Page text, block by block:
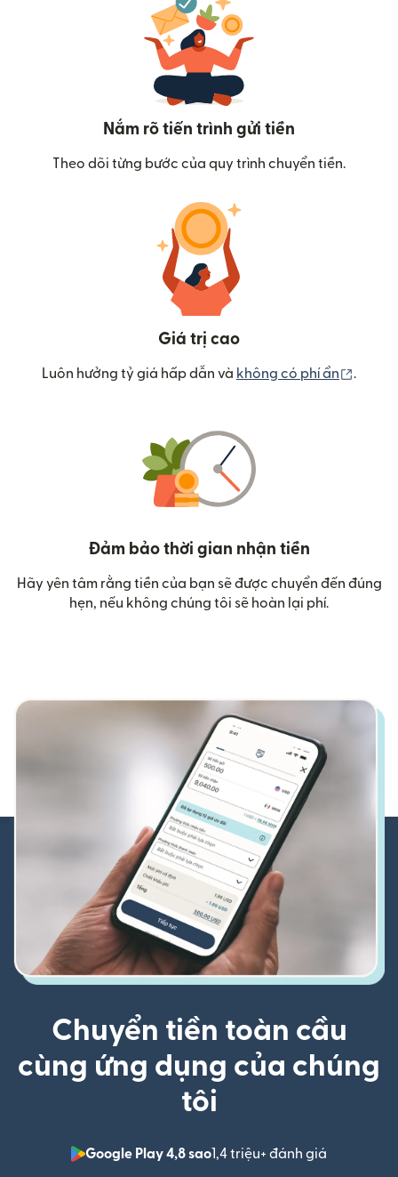
Nắm rõ tiến trình gửi tiền
Theo dõi từng bước của quy trình chuyển tiền.
Giá trị cao
Luôn hưởng tỷ giá hấp dẫn và không có phí ẩn .
Đảm bảo thời gian nhận tiền
Hãy yên tâm rằng tiền của bạn sẽ được chuyển đến đúng
hẹn, nếu không chúng tôi sẽ hoàn lại phí.
Chuyển tiền toàn cầu
cùng ứng dụng của chúng
tôi
Google Play 4,8 sao1,4 triệu+ đánh giá